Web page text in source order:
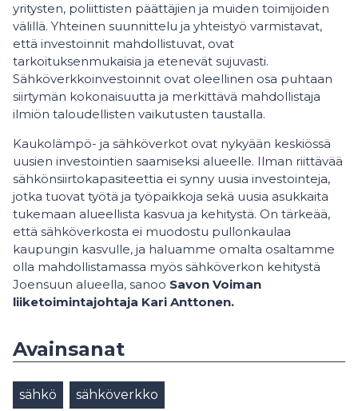
yritysten, poliittisten päättäjien​ ja muiden toimijoiden
välillä.​ Yhteinen suunnittelu ja​ yhteistyö varmistavat,
että​ investoinnit mahdollistuvat, ovat
tarkoituksenmukaisia ja etenevät​ sujuvasti.​
Sähköverkkoinvestoinnit ovat oleellinen osa puhtaan
siirtymän kokonaisuutta ja merkittävä mahdollistaja
ilmiön taloudellisten vaikutusten taustalla.
Kaukolämpö- ja sähköverkot ovat nykyään keskiössä
uusien investointien saamiseksi alueelle. Ilman riittävää
sähkönsiirtokapasiteettia ei synny uusia investointeja,
jotka tuovat työtä ja työpaikkoja sekä uusia asukkaita
tukemaan alueellista kasvua ja kehitystä. On tärkeää,
että sähköverkosta ei muodostu pullonkaulaa
kaupungin kasvulle, ja haluamme omalta osaltamme
olla mahdollistamassa myös sähköverkon kehitystä
Joensuun alueella, sanoo Savon Voiman
liiketoimintajohtaja Kari Anttonen.
Avainsanat
sähkö sähköverkko